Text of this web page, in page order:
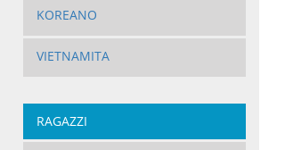
KOREANO
VIETNAMITA
RAGAZZI